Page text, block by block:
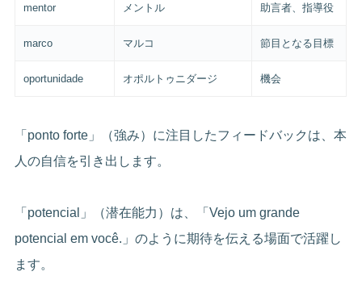
mentor メントル 助言者、指導役
marco マルコ 節目となる目標
oportunidade オポルトゥニダージ 機会
「ponto forte」（強み）に注目したフィードバックは、本
人の自信を引き出します。
「potencial」（潜在能力）は、「Vejo um grande
potencial em você.」のように期待を伝える場面で活躍し
ます。